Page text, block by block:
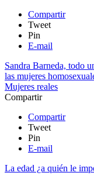
Compartir
Tweet
Pin
E-mail
Sandra Barneda, todo
las mujeres
Mujeres reales
Compartir
Compartir
Tweet
Pin
E-mail
La edad ¿a quién le